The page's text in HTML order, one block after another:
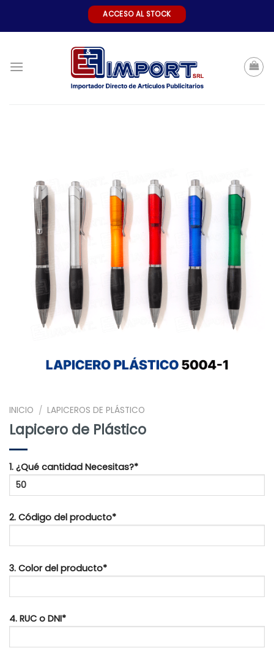
ACCESO AL STOCK
INICIO / LAPICEROS DE PLÁSTICO
Lapicero de Plástico
1. ¿Qué cantidad Necesitas?*
2. Código del producto*
3. Color del producto*
4. RUC o DNI*